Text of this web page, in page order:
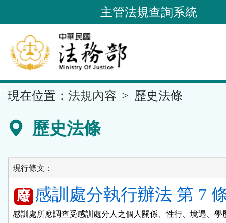
到
要
內
容
區
主管法規查詢系統
現在位置： 法規內容 歷史法條
歷史法條
現行條文：
廢 感訓處分執行辦法 第 7
感訓處所應調查受感訓處分人之個人關係、性行、境遇、學